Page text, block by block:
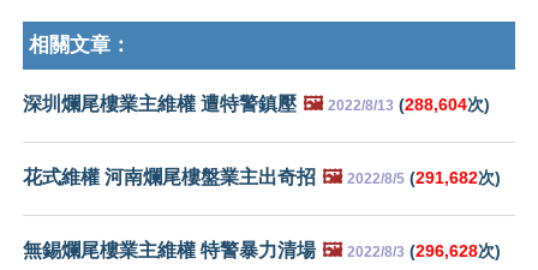
相關文章：
深圳爛尾樓業主維權 遭特警鎮壓 🖼️ 2022/8/13 (288,604次)
花式維權 河南爛尾樓盤業主出奇招 🖼️ 2022/8/5 (291,682次)
無錫爛尾樓業主維權 特警暴力清場 🖼️ 2022/8/3 (296,628次)